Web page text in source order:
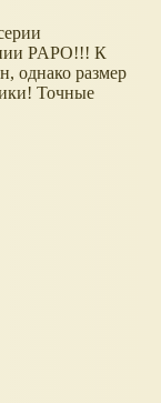
PAPO!!! К
однако размер
Точные